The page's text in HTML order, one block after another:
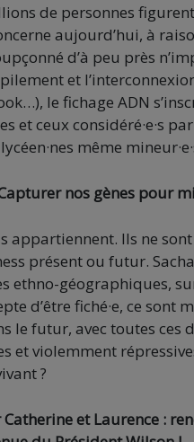
de personnes
aujourd’hui, à
d’à peu près
et
le fichage ADN
et ceux considéré·e·s
même
nos gènes pour
appartiennent. Ils ne
présent ou futur.
ethno-géographiques,
d’être fiché·e, ce
le futur, avec toutes ces
et violemment
?
Catherine et Laurence :